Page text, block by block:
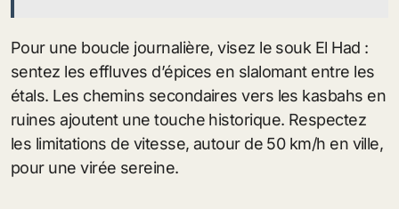
Pour une boucle journalière, visez le souk El Had :
sentez les effluves d’épices en slalomant entre les
étals. Les chemins secondaires vers les kasbahs en
ruines ajoutent une touche historique. Respectez
les limitations de vitesse, autour de 50 km/h en ville,
pour une virée sereine.